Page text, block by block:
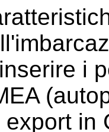
i
export in